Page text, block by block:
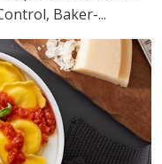
Baker-...